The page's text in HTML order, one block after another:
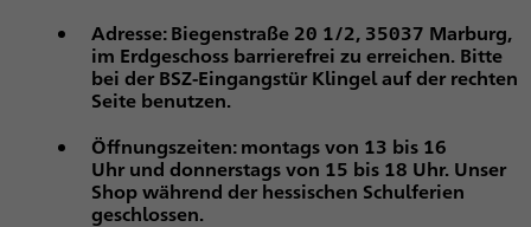
Adresse: Biegenstraße 20 1/2, 35037 Marburg,
im Erdgeschoss barrierefrei zu erreichen. Bitte
bei der BSZ-Eingangstür Klingel auf der rechten
Seite benutzen.
Öffnungszeiten:montags von 13 bis 16
Uhr und donnerstags von 15 bis 18 Uhr. Unser
Shop während der hessischen Schulferien
geschlossen.